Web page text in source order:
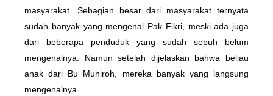
masyarakat. Sebagian besar dari masyarakat ternyata
sudah banyak yang mengenal Pak Fikri, meski ada juga
dari beberapa penduduk yang sudah sepuh belum
mengenalnya. Namun setelah dijelaskan bahwa beliau
anak dari Bu Muniroh, mereka banyak yang langsung
mengenalnya.